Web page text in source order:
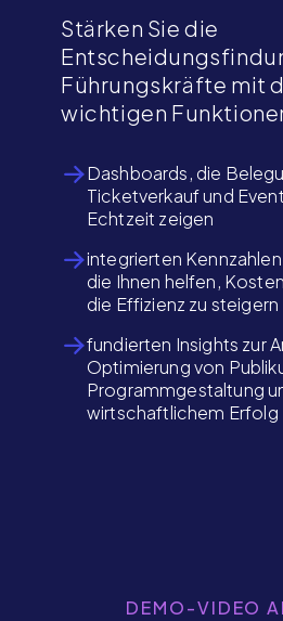
Stärken Sie die
Führungskräfte mit
wichtigen
Dashboards, die
Ticketverkauf und
Echtzeit zeigen
integrierten
die Ihnen helfen,
die Effizienz zu steigern
fundierten Insights zur
Optimierung von
Programmgestaltung
wirtschaftlichem Erfolg
DEMO-VIDEO